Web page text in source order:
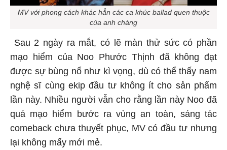
MV với phong cách khác hẳn các ca khúc ballad quen thuộc
của anh chàng
Sau 2 ngày ra mắt, có lẽ màn thử sức có phần
mạo hiểm của Noo Phước Thịnh đã không đạt
được sự bùng nổ như kì vọng, dù có thể thấy nam
nghệ sĩ cùng ekip đầu tư không ít cho sản phẩm
lần này. Nhiều người vẫn cho rằng lần này Noo đã
quá mạo hiểm bước ra vùng an toàn, sáng tác
comeback chưa thuyết phục, MV có đầu tư nhưng
lại không mấy mới mẻ.